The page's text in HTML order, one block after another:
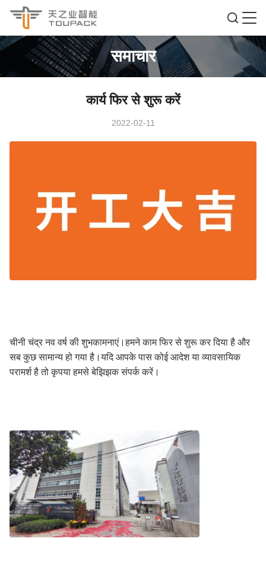
समाचार
कार्य फिर से शुरू करें
2022-02-11
चीनी चंद्र नव वर्ष की शुभकामनाएं।हमने काम फिर से शुरू कर दिया है और
सब कुछ सामान्य हो गया है।यदि आपके पास कोई आदेश या व्यावसायिक
परामर्श है तो कृपया हमसे बेझिझक संपर्क करें।